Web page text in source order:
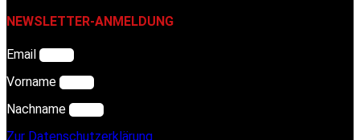
NEWSLETTER-ANMELDUNG
Email
Vorname
Nachname
Zur Datenschutzerklärung